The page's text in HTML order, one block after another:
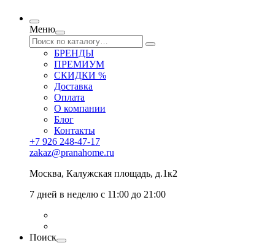
Меню
БРЕНДЫ
ПРЕМИУМ
СКИДКИ %
Доставка
Оплата
О компании
Блог
Контакты
+7 926 248-47-17
zakaz@pranahome.ru
Москва, Калужская площадь, д.1к2
7 дней в неделю с 11:00 до 21:00
Поиск